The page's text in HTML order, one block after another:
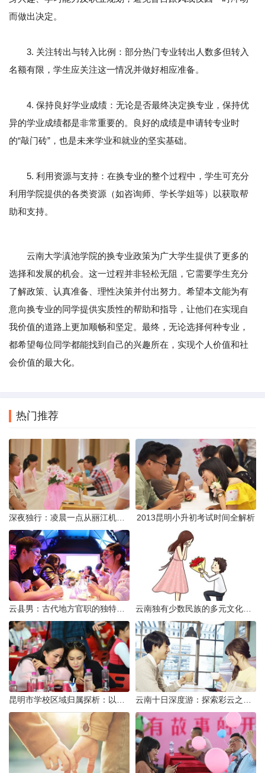
而做出决定。
3. 关注转出与转入比例：部分热门专业转出人数多但转入
名额有限，学生应关注这一情况并做好相应准备。
4. 保持良好学业成绩：无论是否最终决定换专业，保持优
异的学业成绩都是非常重要的。良好的成绩是申请转专业时
的“敲门砖”，也是未来学业和就业的坚实基础。
5. 利用资源与支持：在换专业的整个过程中，学生可充分
利用学院提供的各类资源（如咨询师、学长学姐等）以获取帮
助和支持。
云南大学滇池学院的换专业政策为广大学生提供了更多的
选择和发展的机会。这一过程并非轻松无阻，它需要学生充分
了解政策、认真准备、理性决策并付出努力。希望本文能为有
意向换专业的同学提供实质性的帮助和指导，让他们在实现自
我价值的道路上更加顺畅和坚定。最终，无论选择何种专业，
都希望每位同学都能找到自己的兴趣所在，实现个人价值和社
会价值的最大化。
热门推荐
2013昆明小升初考试时间全解析